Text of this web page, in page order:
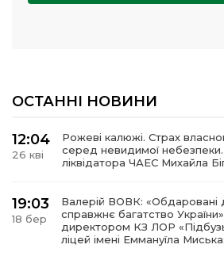
ОСТАННІ НОВИНИ
12:04
26 кві
Рожеві калюжі. Страх
серед невидимої
ліквідатора ЧАЕС Михайла
19:03
18 бер
Валерій ВОВК: «Обдаровані
справжнє багатство
директором КЗ ЛОР
ліцей імені Еммануїла